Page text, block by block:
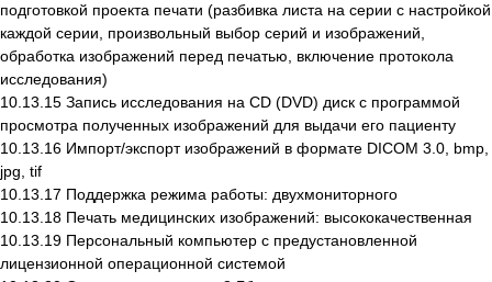
подготовкой проекта печати (разбивка листа на серии с настройкой
каждой серии, произвольный выбор серий и изображений,
обработка изображений перед печатью, включение протокола
исследования)
10.13.15 Запись исследования на CD (DVD) диск с программой
просмотра полученных изображений для выдачи его пациенту
10.13.16 Импорт/экспорт изображений в формате DICOM 3.0, bmp,
jpg, tif
10.13.17 Поддержка режима работы: двухмониторного
10.13.18 Печать медицинских изображений: высококачественная
10.13.19 Персональный компьютер с предустановленной
лицензионной операционной системой
Услуги
Новости
Информация
Для клиента
Фотогалерея
Партнеры
Контакты